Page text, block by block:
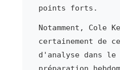
points forts.
Notamment, Cole
certainement de
d'analyse dans le